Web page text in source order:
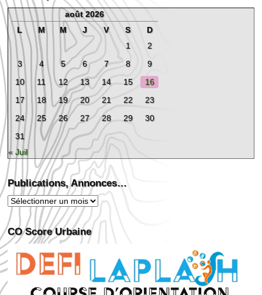
août 2026
L
M M J V S
D
1
2
3
4 5 6 7 8
9
10
11 12 13 14 15
16
17
18 19 20 21 22
23
24
25 26 27 28 29
30
31
« Juil
Publications, Annonces…
Publications,
Annonces…
CO Score Urbaine